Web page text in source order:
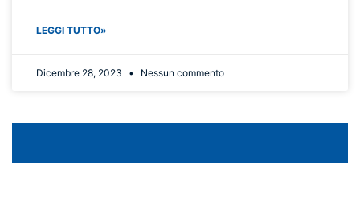
LEGGI TUTTO»
Dicembre 28, 2023 Nessun commento